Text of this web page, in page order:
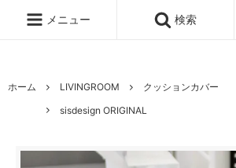
メニュー
検索
ホーム LIVINGROOM
クッションカバー
sisdesign ORIGINAL